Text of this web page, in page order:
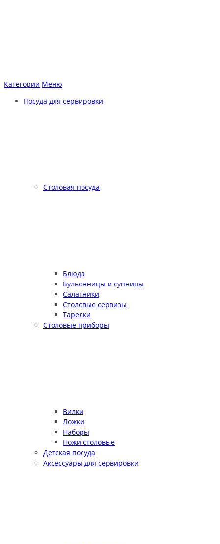
Категории Меню
Посуда для сервировки
Столовая посуда
Блюда
Бульонницы и супницы
Салатники
Столовые сервизы
Тарелки
Столовые приборы
Вилки
Ложки
Наборы
Ножи столовые
Детская посуда
Аксессуары для сервировки